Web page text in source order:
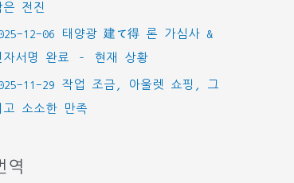
은 전진
12-06 태양광 建て得 론 가심사 &
자서명 완료 – 현재 상황
11-29 작업 조금, 아울렛 쇼핑, 그
고 소소한 만족
역